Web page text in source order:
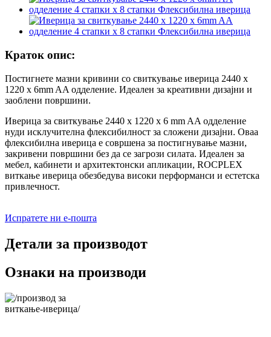
Краток опис:
Постигнете мазни кривини со свиткување иверица 2440 x
1220 x 6mm AA одделение. Идеален за креативни дизајни и
заоблени површини.
Иверица за свиткување 2440 x 1220 x 6 mm AA одделение
нуди исклучителна флексибилност за сложени дизајни. Оваа
флексибилна иверица е совршена за постигнување мазни,
закривени површини без да се загрози силата. Идеален за
мебел, кабинети и архитектонски апликации, ROCPLEX
виткање иверица обезбедува високи перформанси и естетска
привлечност.
Испратете ни е-пошта
Детали за производот
Ознаки на производи